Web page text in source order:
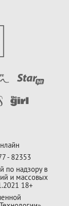
- 82353
по надзору в
и массовых
18+